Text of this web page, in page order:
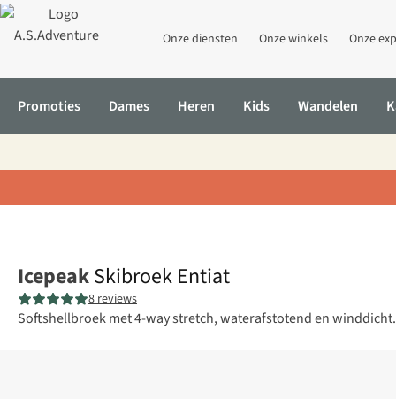
Onze diensten Onze winkels Onze
Promoties Dames Heren Kids Wandelen
IcepeakSkibroek Entiat
8 reviews
Softshellbroek met 4-way stretch, waterafstotend en